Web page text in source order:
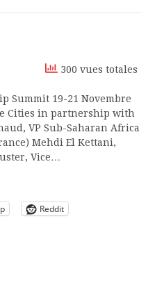
300 vues totales
Summit 19-21 Novembre
Cities in partnership with
VP Sub-Saharan Africa
Mehdi El Kettani,
Vice…
Reddit